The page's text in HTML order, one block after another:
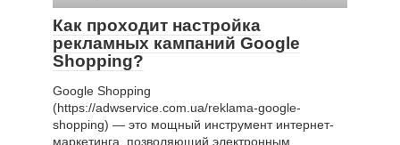
Как проходит настройка
рекламных кампаний Google
Shopping?
Google Shopping
(https://adwservice.com.ua/reklama-google-
shopping) — это мощный инструмент интернет-
маркетинга, позволяющий электронным